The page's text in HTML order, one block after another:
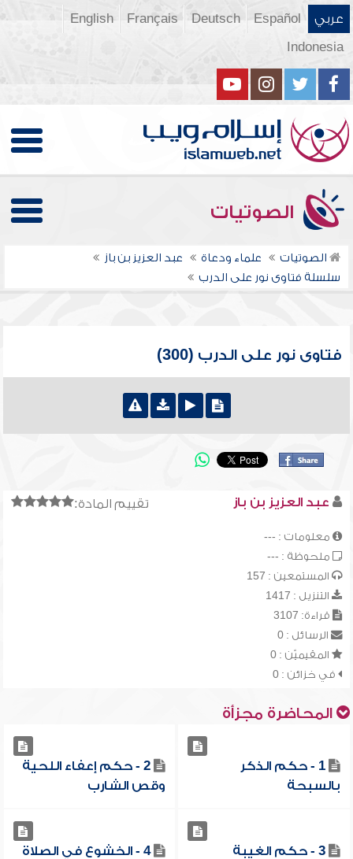
عربي Español
Deutsch
Français
English
Indonesia
الصوتيات
الصوتيات علماء ودعاة
عبد العزيز بن باز
سلسلة فتاوى نور على الدرب
فتاوى نور على الدرب (300)
تقييم المادة: عبد العزيز بن باز
معلومات : ---
ملحوظة : ---
المستمعين : 157
التنزيل : 1417
قراءة: 3107
الرسائل : 0
المقيميّن : 0
في خزائن : 0
المحاضرة مجزأة
1 - حكم الذكر
بالسبحة
2 - حكم إعفاء اللحية
وقص الشارب
3 - حكم الغيبة
4 - الخشوع في الصلاة